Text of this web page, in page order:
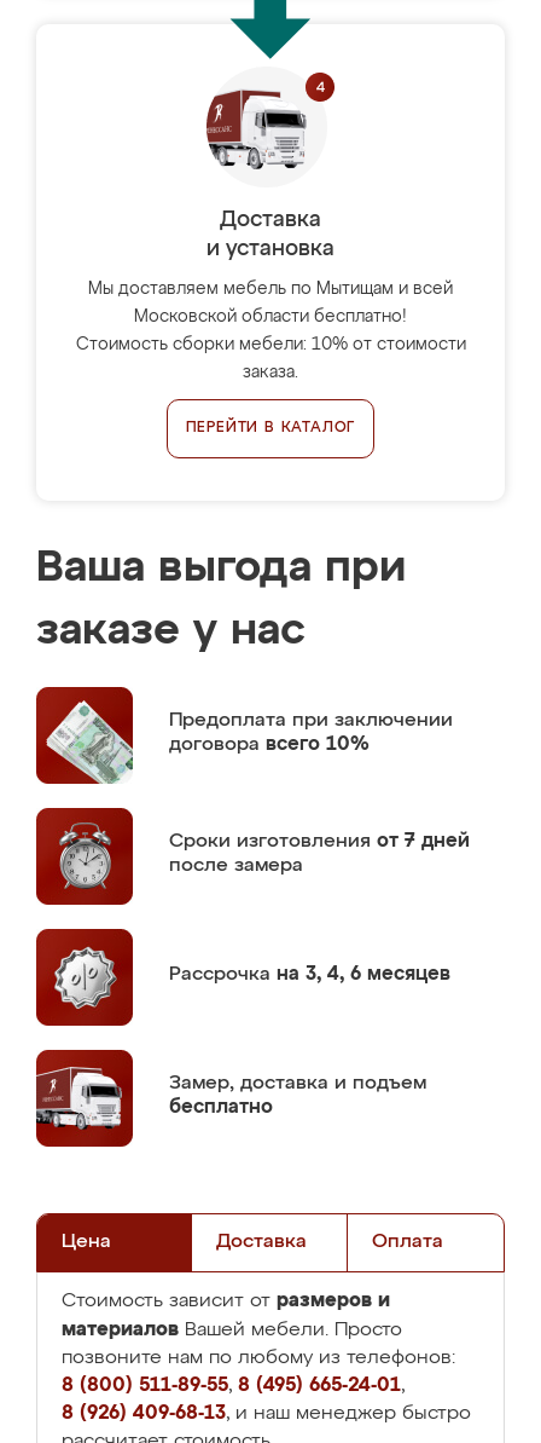
Доставка
и установка
Мы доставляем мебель по Мытищам и всей
Московской области бесплатно!
Стоимость сборки мебели: 10% от стоимости
заказа.
ПЕРЕЙТИ В КАТАЛОГ
Ваша выгода при
заказе у нас
Предоплата при заключении
договора всего 10%
Сроки изготовления от 7 дней
после замера
Рассрочка на 3, 4, 6 месяцев
Замер, доставка и подъем
бесплатно
Цена Доставка Оплата
Стоимость зависит от размеров и
материалов Вашей мебели. Просто
позвоните нам по любому из телефонов:
8 (800) 511-89-55, 8 (495) 665-24-01,
8 (926) 409-68-13, и наш менеджер быстро